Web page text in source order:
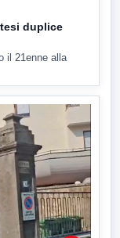
duplice
il 21enne alla